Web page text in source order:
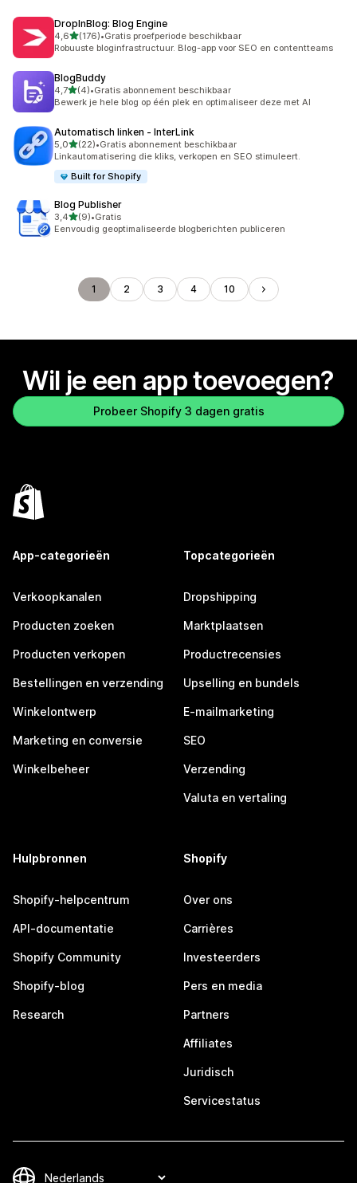
DropInBlog: Blog Engine
4,6van 5 sterren
(176)
176 recensies in totaal
•Gratis proefperiode beschikbaar
Robuuste bloginfrastructuur. Blog-app voor SEO en contentteams
BlogBuddy
4,7van 5 sterren
(4)
4 recensies in totaal
•Gratis abonnement beschikbaar
Bewerk je hele blog op één plek en optimaliseer deze met AI
Automatisch linken ‑ InterLink
5,0van 5 sterren
(22)
22 recensies in totaal
•Gratis abonnement beschikbaar
Linkautomatisering die kliks, verkopen en SEO stimuleert.
Built for Shopify
Blog Publisher
3,4van 5 sterren
(9)
9 recensies in totaal
•Gratis
Eenvoudig geoptimaliseerde blogberichten publiceren
1 2 3 4 10
Wil je een app toevoegen?
Probeer Shopify 3 dagen gratis
App-categorieën
Verkoopkanalen
Producten zoeken
Producten verkopen
Bestellingen en verzending
Winkelontwerp
Marketing en conversie
Winkelbeheer
Topcategorieën
Dropshipping
Marktplaatsen
Productrecensies
Upselling en bundels
E-mailmarketing
SEO
Verzending
Valuta en vertaling
Hulpbronnen
Shopify-helpcentrum
API-documentatie
Shopify Community
Shopify-blog
Research
Shopify
Over ons
Carrières
Investeerders
Pers en media
Partners
Affiliates
Juridisch
Servicestatus